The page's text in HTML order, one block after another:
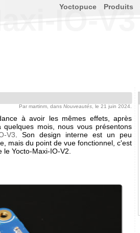
IO-V3
Par martinm , dans Nouveautés , le 21 juin 2024.
à avoir les mêmes effets, après
quelques mois, nous vous présentons
V3 . Son design interne est un peu
mais du point de vue fonctionnel, c'est
Yocto-Maxi-IO-V2.
Yoctopuce Produits